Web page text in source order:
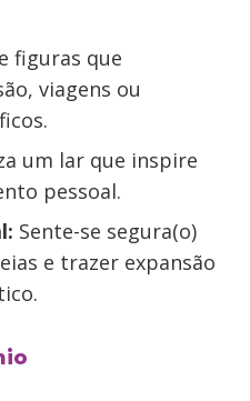
figuras que
viagens ou
um lar que inspire
pessoal.
Sente-se segura(o)
e trazer expansão